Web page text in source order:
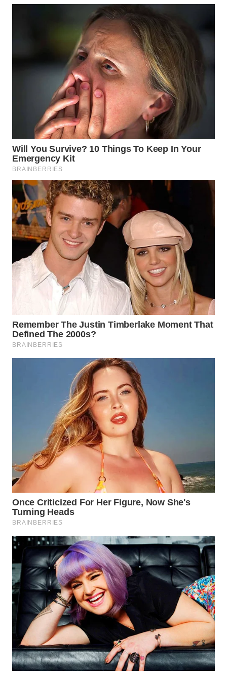
MAJALENGKA
WN
SUBANG
WN
SUKABUMI
WN
PURWAKARTA
WN
PRIANGAN
TIMUR
WN
SOLO
WN
SURABAYA
WN
NATUNA
WN
BINTAN
WN
MANDALIKA
WN
LIKUPANG
WN
LABUANBAJO
WN
BORNEO